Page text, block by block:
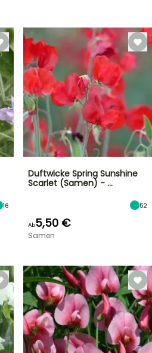
16
Duftwicke Spring Sunshine
Scarlet (Samen) - …
52
Ab5,50 €
Samen